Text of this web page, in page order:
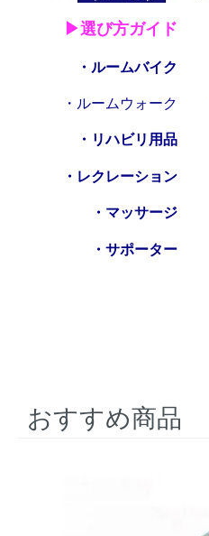
▶選び方ガイド
・ルームバイク
・ルームウォーク
・リハビリ用品
・レクレーション
・マッサージ
・サポーター
おすすめ商品